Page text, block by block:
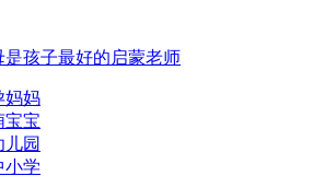
是孩子最好的启蒙老师
妈妈
宝宝
儿园
小学